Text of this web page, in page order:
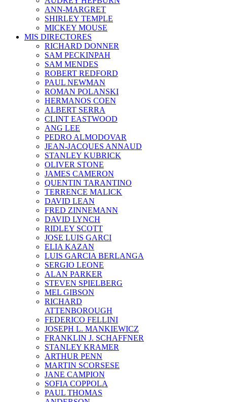
ANN-MARGRET
SHIRLEY TEMPLE
MICKEY MOUSE
MIS DIRECTORES
RICHARD DONNER
SAM PECKINPAH
SAM MENDES
ROBERT REDFORD
PAUL NEWMAN
ROMAN POLANSKI
HERMANOS COEN
ALBERT SERRA
CLINT EASTWOOD
ANG LEE
PEDRO ALMODOVAR
JEAN-JACQUES ANNAUD
STANLEY KUBRICK
OLIVER STONE
JAMES CAMERON
QUENTIN TARANTINO
TERRENCE MALICK
DAVID LEAN
FRED ZINNEMANN
DAVID LYNCH
RIDLEY SCOTT
JOSE LUIS GARCI
ELIA KAZAN
LUIS GARCIA BERLANGA
SERGIO LEONE
ALAN PARKER
STEVEN SPIELBERG
MEL GIBSON
RICHARD
ATTENBOROUGH
FEDERICO FELLINI
JOSEPH L. MANKIEWICZ
FRANKLIN J. SCHAFFNER
STANLEY KRAMER
ARTHUR PENN
MARTIN SCORSESE
JANE CAMPION
SOFIA COPPOLA
PAUL THOMAS